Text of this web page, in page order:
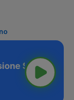
Suono